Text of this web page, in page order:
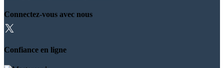
Connectez-vous avec nous
Confiance en ligne